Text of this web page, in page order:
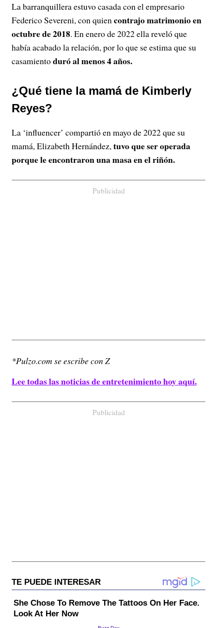
La barranquillera estuvo casada con el empresario
Federico Severeni, con quiencontrajo matrimonio en
octubre de 2018. En enero de 2022 ella reveló que
había acabado la relación, por lo que se estima que su
casamientoduró al menos 4 años.
¿Qué tiene la mamá de Kimberly
Reyes?
La ‘influencer’ compartió en mayo de 2022 que su
mamá, Elizabeth Hernández,tuvo que ser operada
porque le encontraron una masa en el riñón.
Publicidad
*Pulzo.com se escribe con Z
Lee todas las noticias de entretenimiento hoy aquí.
Publicidad